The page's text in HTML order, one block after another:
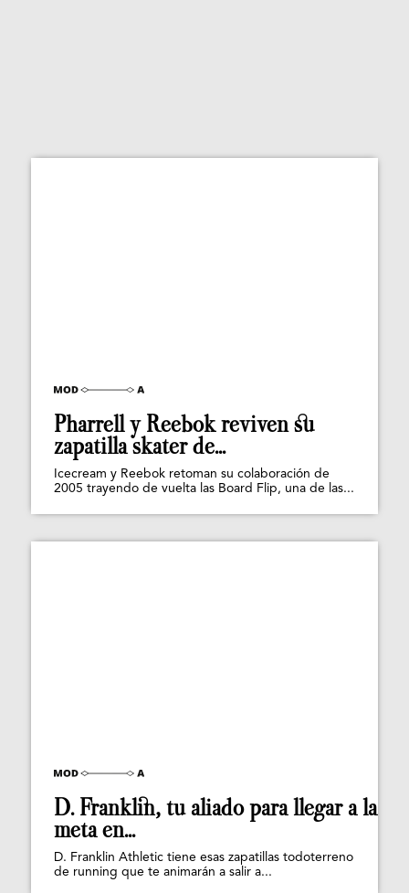
Pharrell y Reebok reviven su
zapatilla skater de...
Icecream y Reebok retoman su colaboración de
2005 trayendo de vuelta las Board Flip, una de las...
D. Franklin, tu aliado para llegar a la
meta en...
D. Franklin Athletic tiene esas zapatillas todoterreno
de running que te animarán a salir a...